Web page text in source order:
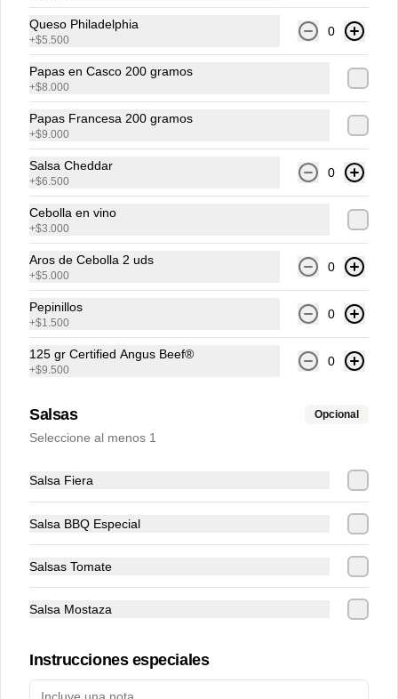
Agua Brisa Saborizada
Maracuya
Conócenos
Despacho
Política de privacidad
Redes sociales
Queso Philadelphia
+$5.500
0
Papas en Casco 200 gramos
+$8.000
Papas Francesa 200 gramos
+$9.000
Salsa Cheddar
+$6.500
0
Cebolla en vino
+$3.000
Aros de Cebolla 2 uds
+$5.000
0
Pepinillos
+$1.500
0
125 gr Certified Angus Beef®
+$9.500
0
Salsas Opcional
Seleccione al menos 1
Salsa Fiera
Salsa BBQ Especial
Salsas Tomate
Salsa Mostaza
Instrucciones especiales